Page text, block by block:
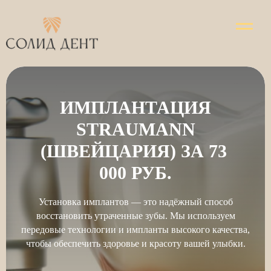
ИМПЛАНТАЦИЯ
STRAUMANN
(ШВЕЙЦАРИЯ) ЗА 73
000 РУБ.
Установка имплантов — это надёжный способ
восстановить утраченные зубы. Мы используем
передовые технологии и импланты высокого качества,
чтобы обеспечить здоровье и красоту вашей улыбки.